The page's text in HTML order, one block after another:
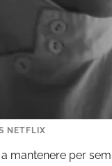
NETFLIX
per